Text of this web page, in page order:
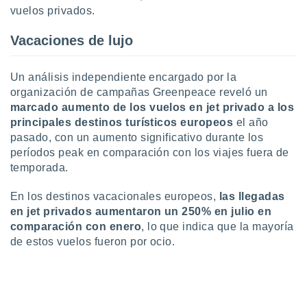
crear un
uso de
la
contenido
medir el
de la
el
o a través
de
de
vuelos privados.
Vacaciones de lujo
Un análisis independiente encargado por la
organización de campañas Greenpeace reveló un
marcado aumento de los vuelos en jet privado a los
principales destinos turísticos europeos el año
pasado, con un aumento significativo durante los
períodos peak en comparación con los viajes fuera de
temporada.
En los destinos vacacionales europeos, las llegadas
en jet privados aumentaron un 250% en julio en
comparación con enero, lo que indica que la mayoría
de estos vuelos fueron por ocio.